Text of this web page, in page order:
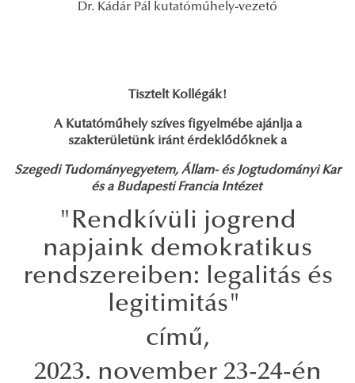
Dr. Kádár Pál kutatóműhely-vezető
Tisztelt Kollégák!
A Kutatóműhely szíves figyelmébe ajánlja a
szakterületünk iránt érdeklődőknek a
Szegedi Tudományegyetem, Állam- és Jogtudományi Kar
és a Budapesti Francia Intézet
"Rendkívüli jogrend
napjaink demokratikus
rendszereiben: legalitás és
legitimitás"
című,
2023. november 23-24-én